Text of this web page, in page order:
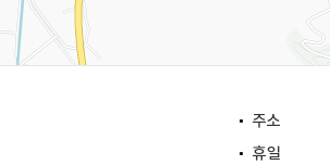
주소
휴일